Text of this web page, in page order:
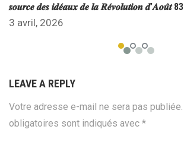
𝒔𝒐𝒖𝒓𝒄𝒆 𝒅𝒆𝒔 𝒊𝒅𝒆́𝒂𝒖𝒙 𝒅𝒆 𝒍𝒂 𝑹𝒆́𝒗𝒐𝒍𝒖𝒕𝒊𝒐𝒏 𝒅’𝑨𝒐𝒖̂𝒕 83
3 avril, 2026
LEAVE A REPLY
Votre adresse e-mail ne sera pas publiée.
obligatoires sont indiqués avec *